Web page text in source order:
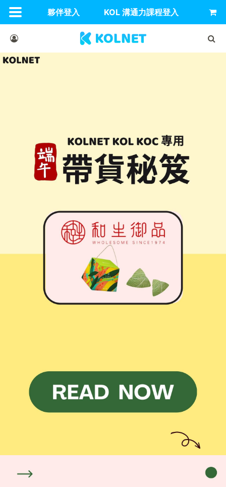
夥伴登入 KOL 溝通力課程登入